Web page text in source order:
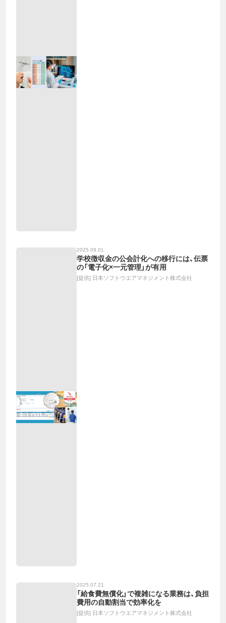
2025.09.01
学校徴収金の公会計化への移行には、伝票
の「電子化×一元管理」が有用
[提供] 日本ソフトウエアマネジメント株式会社
2025.07.21
「給食費無償化」で複雑になる業務は、負担
費用の自動割当で効率化を
[提供] 日本ソフトウエアマネジメント株式会社